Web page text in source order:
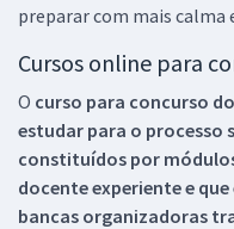
preparar com mais calma
Cursos online para
O curso para concurso
estudar para o processo
constituídos por
docente experiente e
bancas organizadoras